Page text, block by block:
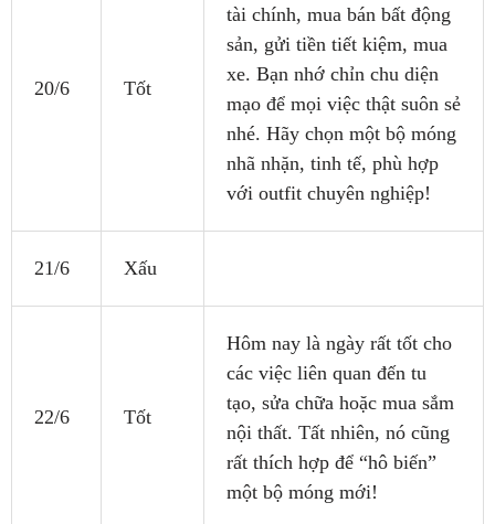
20/6 Tốt
tài chính, mua bán bất động
sản, gửi tiền tiết kiệm, mua
xe. Bạn nhớ chỉn chu diện
mạo để mọi việc thật suôn sẻ
nhé. Hãy chọn một bộ móng
nhã nhặn, tinh tế, phù hợp
với outfit chuyên nghiệp!
21/6 Xấu
22/6 Tốt
Hôm nay là ngày rất tốt cho
các việc liên quan đến tu
tạo, sửa chữa hoặc mua sắm
nội thất. Tất nhiên, nó cũng
rất thích hợp để “hô biến”
một bộ móng mới!